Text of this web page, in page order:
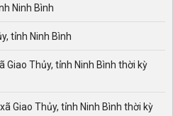
Ninh Bình
tỉnh Ninh Bình
Giao Thủy, tỉnh Ninh Bình thời kỳ
Giao Thủy, tỉnh Ninh Bình thời kỳ